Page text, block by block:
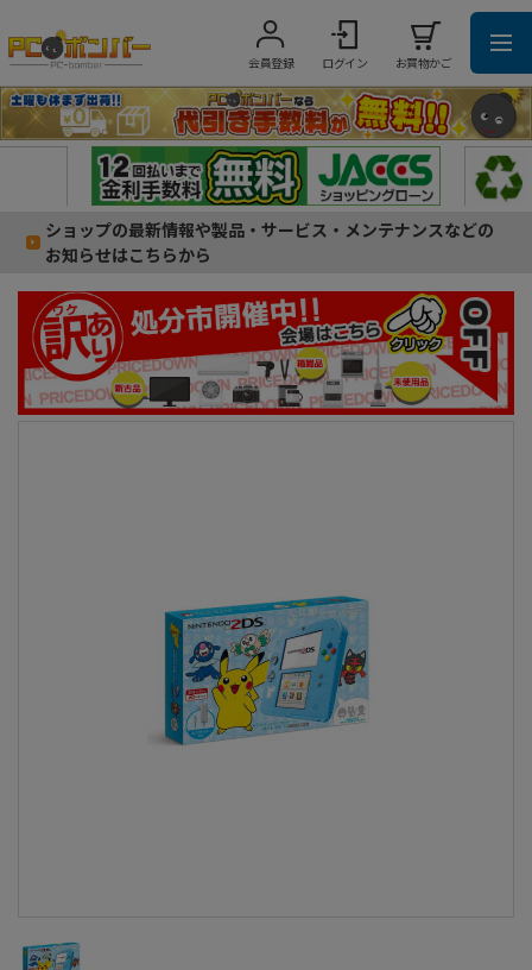
会員登録 ログイン お買物かご
ショップの最新情報や製品・サービス・メンテナンスなどの
お知らせはこちらから